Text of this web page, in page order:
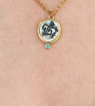
Pegasus necklace
20 €(-25%)
15 €